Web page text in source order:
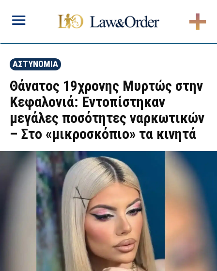
ΑΣΤΥΝΟΜΙΑ
Θάνατος 19χρονης Μυρτώς στην
Κεφαλονιά: Εντοπίστηκαν
μεγάλες ποσότητες ναρκωτικών
– Στο «μικροσκόπιο» τα κινητά